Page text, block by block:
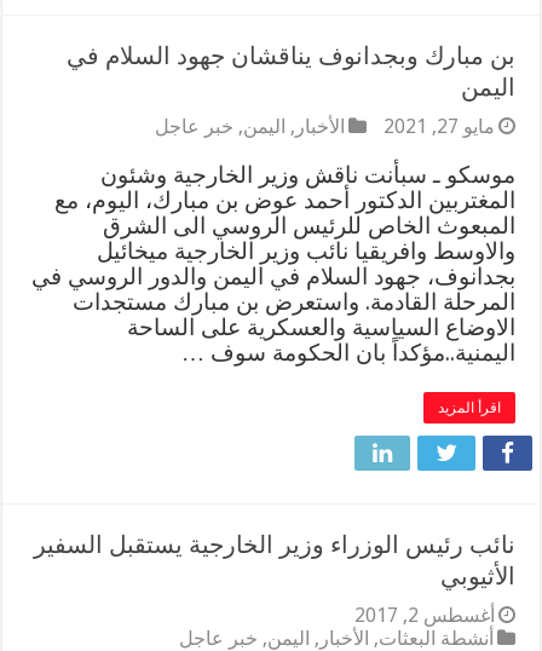
بن مبارك وبجدانوف يناقشان جهود السلام في
اليمن
مايو 27, 2021 الأخبار , اليمن, خبر عاجل
موسكو ـ سبأنت ناقش وزير الخارجية وشئون
المغتربين الدكتور أحمد عوض بن مبارك، اليوم، مع
المبعوث الخاص للرئيس الروسي الى الشرق
والاوسط وافريقيا نائب وزير الخارجية ميخائيل
بجدانوف، جهود السلام في اليمن والدور الروسي في
المرحلة القادمة. واستعرض بن مبارك مستجدات
الاوضاع السياسية والعسكرية على الساحة
اليمنية..مؤكداً بان الحكومة سوف …
اقرأ المزيد
نائب رئيس الوزراء وزير الخارجية يستقبل السفير
الأثيوبي
أغسطس 2, 2017
أنشطة البعثات, الأخبار , اليمن, خبر عاجل